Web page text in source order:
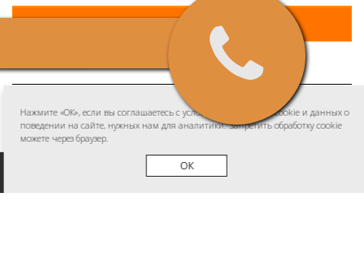
Нажмите «ОК», если вы соглашаетесь с условиями обработки cookie и данных о
поведении на сайте, нужных нам для аналитики. Запретить обработку cookie
можете через браузер.
ОК
Быстрый заказ
Написать отзыв
стопор колес